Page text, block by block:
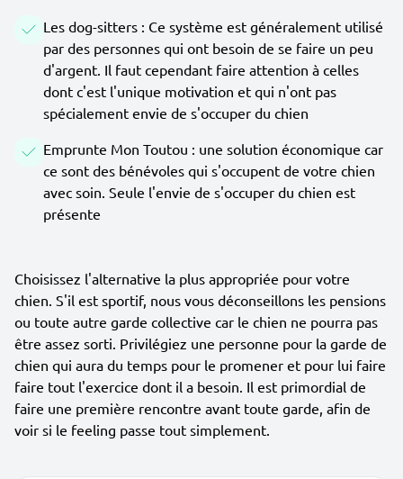
Les dog-sitters : Ce système est généralement utilisé
par des personnes qui ont besoin de se faire un peu
d'argent. Il faut cependant faire attention à celles
dont c'est l'unique motivation et qui n'ont pas
spécialement envie de s'occuper du chien
Emprunte Mon Toutou : une solution économique car
ce sont des bénévoles qui s'occupent de votre chien
avec soin. Seule l'envie de s'occuper du chien est
présente
Choisissez l'alternative la plus appropriée pour votre
chien. S'il est sportif, nous vous déconseillons les pensions
ou toute autre garde collective car le chien ne pourra pas
être assez sorti. Privilégiez une personne pour la garde de
chien qui aura du temps pour le promener et pour lui faire
faire tout l'exercice dont il a besoin. Il est primordial de
faire une première rencontre avant toute garde, afin de
voir si le feeling passe tout simplement.